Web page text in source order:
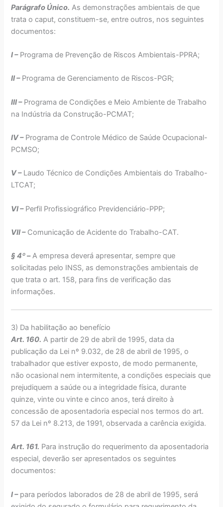
Parágrafo Único. As demonstrações ambientais de que
trata o caput, constituem-se, entre outros, nos seguintes
documentos:
I –Programa de Prevenção de Riscos Ambientais-PPRA;
II –Programa de Gerenciamento de Riscos-PGR;
III –Programa de Condições e Meio Ambiente de Trabalho
na Indústria da Construção-PCMAT;
IV –Programa de Controle Médico de Saúde Ocupacional-
PCMSO;
V –Laudo Técnico de Condições Ambientais do Trabalho-
LTCAT;
VI –Perfil Profissiográfico Previdenciário-PPP;
VII –Comunicação de Acidente do Trabalho-CAT.
§ 4º –A empresa deverá apresentar, sempre que
solicitadas pelo INSS, as demonstrações ambientais de
que trata o art. 158, para fins de verificação das
informações.
3) Da habilitação ao benefício
Art. 160. A partir de 29 de abril de 1995, data da
publicação da Lei nº 9.032, de 28 de abril de 1995, o
trabalhador que estiver exposto, de modo permanente,
não ocasional nem intermitente, a condições especiais que
prejudiquem a saúde ou a integridade física, durante
quinze, vinte ou vinte e cinco anos, terá direito à
concessão de aposentadoria especial nos termos do art.
57 da Lei nº 8.213, de 1991, observada a carência exigida.
Art. 161. Para instrução do requerimento da aposentadoria
especial, deverão ser apresentados os seguintes
documentos:
I –para períodos laborados de 28 de abril de 1995, será